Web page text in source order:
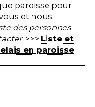
paroisse pour
et nous.
des personnes
>>> Liste et
en paroisse